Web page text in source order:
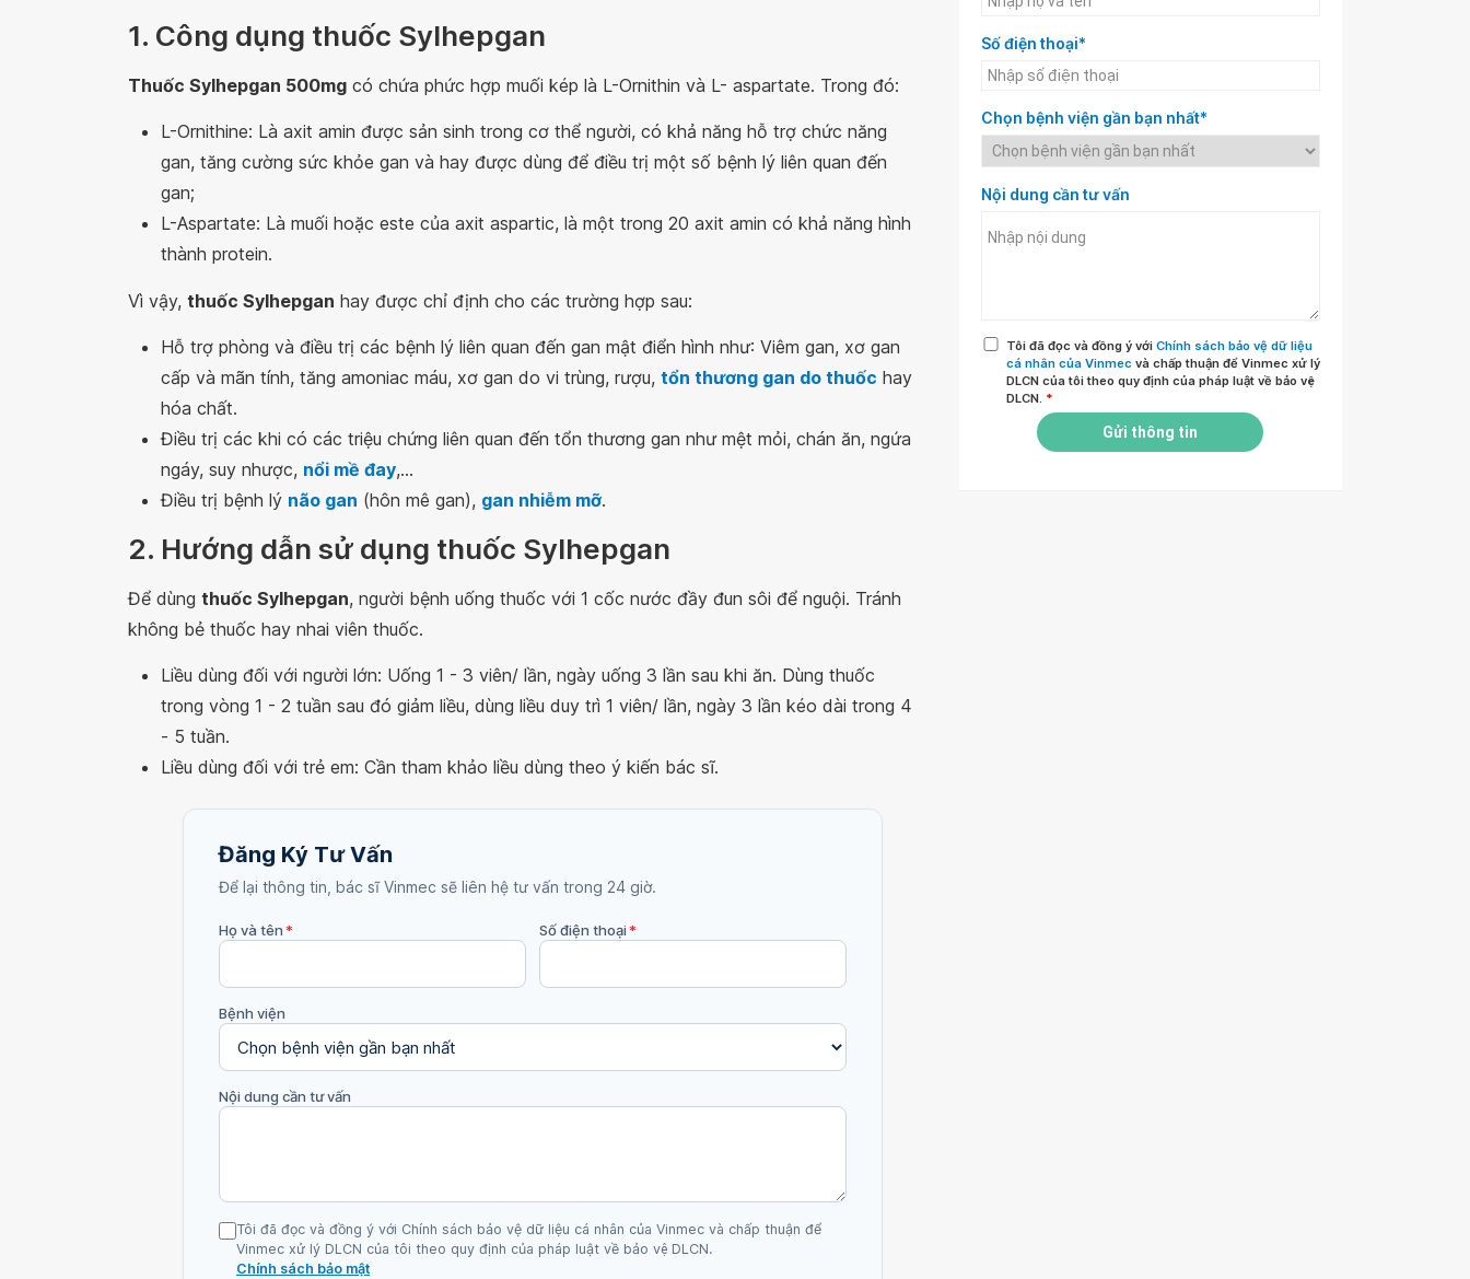
1. Công dụng thuốc Sylhepgan
Thuốc Sylhepgan 500mg có chứa phức hợp muối kép là L-Ornithin và L- aspartate. Trong đó:
L-Ornithine: Là axit amin được sản sinh trong cơ thể người, có khả năng hỗ trợ chức năng
gan, tăng cường sức khỏe gan và hay được dùng để điều trị một số bệnh lý liên quan đến
gan;
L-Aspartate: Là muối hoặc este của axit aspartic, là một trong 20 axit amin có khả năng hình
thành protein.
Vì vậy, thuốc Sylhepgan hay được chỉ định cho các trường hợp sau:
Hỗ trợ phòng và điều trị các bệnh lý liên quan đến gan mật điển hình như: Viêm gan, xơ gan
cấp và mãn tính, tăng amoniac máu, xơ gan do vi trùng, rượu, tổn thương gan do thuốc hay
hóa chất.
Điều trị các khi có các triệu chứng liên quan đến tổn thương gan như mệt mỏi, chán ăn, ngứa
ngáy, suy nhược, nổi mề đay,...
Điều trị bệnh lý não gan (hôn mê gan), gan nhiễm mỡ.
2. Hướng dẫn sử dụng thuốc Sylhepgan
Để dùng thuốc Sylhepgan, người bệnh uống thuốc với 1 cốc nước đầy đun sôi để nguội. Tránh
không bẻ thuốc hay nhai viên thuốc.
Liều dùng đối với người lớn: Uống 1 - 3 viên/ lần, ngày uống 3 lần sau khi ăn. Dùng thuốc
trong vòng 1 - 2 tuần sau đó giảm liều, dùng liều duy trì 1 viên/ lần, ngày 3 lần kéo dài trong 4
- 5 tuần.
Liều dùng đối với trẻ em: Cần tham khảo liều dùng theo ý kiến bác sĩ.
Đăng Ký Tư Vấn
Để lại thông tin, bác sĩ Vinmec sẽ liên hệ tư vấn trong 24 giờ.
Họ và tên* Số điện thoại*
Bệnh viện
Nội dung cần tư vấn
Tôi đã đọc và đồng ý với Chính sách bảo vệ dữ liệu cá nhân của Vinmec và chấp thuận để
Vinmec xử lý DLCN của tôi theo quy định của pháp luật về bảo vệ DLCN.
Chính sách bảo mật
Số điện thoại*
Chọn bệnh viện gần bạn nhất*
Nội dung cần tư vấn
Tôi đã đọc và đồng ý với Chính sách bảo vệ dữ liệu
cá nhân của Vinmec và chấp thuận để Vinmec xử lý
DLCN của tôi theo quy định của pháp luật về bảo vệ
DLCN. *
Gửi thông tin